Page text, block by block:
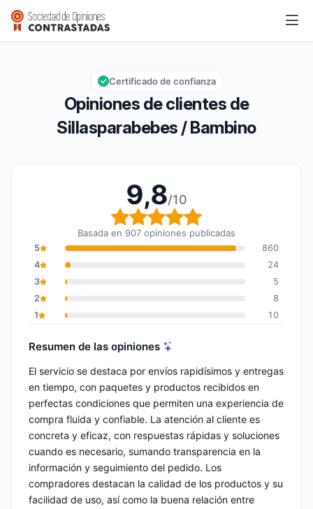
Calificación global: 9,8 de 10
9,8/10
Opiniones de clientes de
Sillasparabebes / Bambino
Certificado de confianza
9,8/10
Calificación global: 9,8
Basada en 907 opiniones publicadas
5
860
4
24
3
5
2
8
1
10
Resumen de las opiniones
El servicio se destaca por envíos rapidísimos y entregas
en tiempo, con paquetes y productos recibidos en
perfectas condiciones que permiten una experiencia de
compra fluida y confiable. La atención al cliente es
concreta y eficaz, con respuestas rápidas y soluciones
cuando es necesario, sumando transparencia en la
información y seguimiento del pedido. Los
compradores destacan la calidad de los productos y su
facilidad de uso, así como la buena relación entre